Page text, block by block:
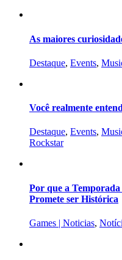
As maiores
Destaque, Events,
Você realmente
Destaque, Events,
Rockstar
Por que a
Promete ser Histórica
Games | Noticias,